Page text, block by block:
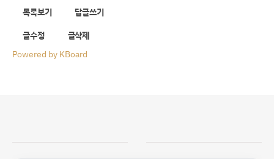
목록보기
답글쓰기
글수정
글삭제
Powered by KBoard